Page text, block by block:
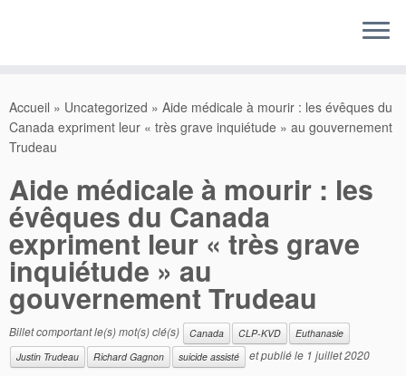
Accueil » Uncategorized » Aide médicale à mourir : les évêques du
Canada expriment leur « très grave inquiétude » au gouvernement
Trudeau
Aide médicale à mourir : les
évêques du Canada
expriment leur « très grave
inquiétude » au
gouvernement Trudeau
Billet comportant le(s) mot(s) clé(s) Canada CLP-KVD
Euthanasie
Justin Trudeau
Richard Gagnon suicide assisté et publié le 1 juillet 2020